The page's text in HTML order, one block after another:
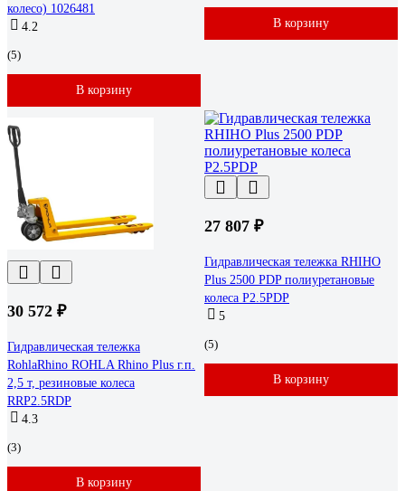
колесо) 1026481
4.2
(5)
В корзину
В корзину
30 572 ₽
Гидравлическая тележка
RohlaRhino ROHLA Rhino Plus г.п.
2,5 т, резиновые колеса
RRP2.5RDP
4.3
(3)
В корзину
27 807 ₽
Гидравлическая тележка RHIHO
Plus 2500 PDP полиуретановые
колеса P2.5PDP
5
(5)
В корзину